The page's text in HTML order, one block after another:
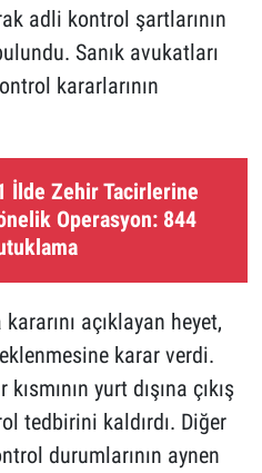
adli kontrol şartlarının
Sanık avukatları
kararlarının
İlde Zehir Tacirlerine
Operasyon: 844
açıklayan heyet,
karar verdi.
yurt dışına çıkış
tedbirini kaldırdı. Diğer
durumlarının aynen